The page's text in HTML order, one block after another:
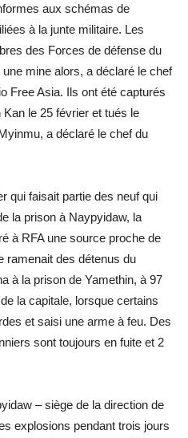
aux schémas de
à la junte militaire. Les
des Forces de défense du
mine alors, a déclaré le chef
Free Asia. Ils ont été capturés
le 25 février et tués le
a déclaré le chef du
qui faisait partie des neuf qui
la prison à Naypyidaw, la
à RFA une source proche de
ramenait des détenus du
à la prison de Yamethin, à 97
la capitale, lorsque certains
et saisi une arme à feu. Des
sont toujours en fuite et 2
– siège de la direction de
explosions pendant trois jours